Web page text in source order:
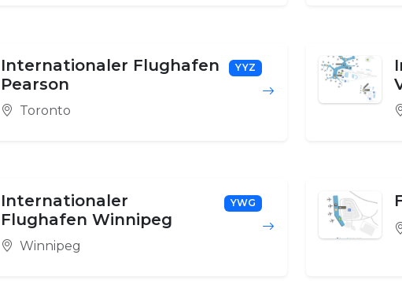
Internationaler Flughafen
Pearson
YYZ
Toronto
Internationaler
Flughafen Winnipeg
YWG
Winnipeg